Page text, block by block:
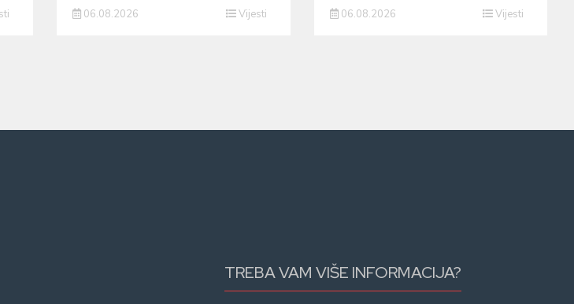
06.08.2026 Vijesti 06.08.2026 Vijesti
TREBA VAM VIŠE INFORMACIJA?